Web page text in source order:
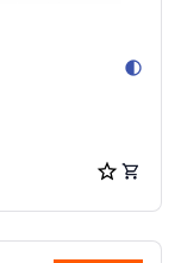
contrast